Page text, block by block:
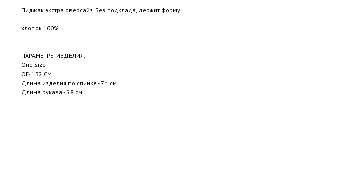
Пиджак экстра оверсайз. Без подклада, держит форму.
хлопок 100%
ПАРАМЕТРЫ ИЗДЕЛИЯ:
One size
ОГ- 132 СМ
Длина изделия по спинке - 74 см
Длина рукава - 58 см